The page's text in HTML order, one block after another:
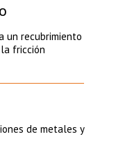
un recubrimiento
fricción
de metales y